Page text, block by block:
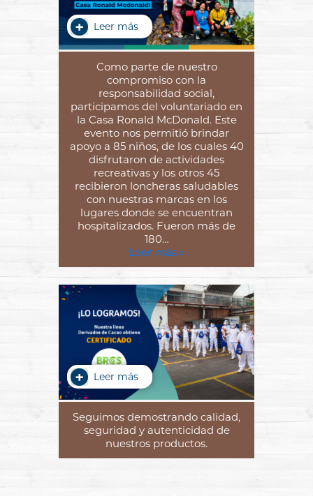
Leer más
Como parte de nuestro
compromiso con la
responsabilidad social,
participamos del voluntariado en
la Casa Ronald McDonald. Este
evento nos permitió brindar
apoyo a 85 niños, de los cuales 40
disfrutaron de actividades
recreativas y los otros 45
recibieron loncheras saludables
con nuestras marcas en los
lugares donde se encuentran
hospitalizados. Fueron más de
180…
Leer más »
Leer más
Seguimos demostrando calidad,
seguridad y autenticidad de
nuestros productos.